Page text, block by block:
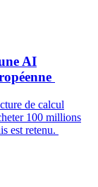
AI
de calcul
100 millions
est retenu.